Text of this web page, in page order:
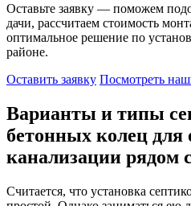
Оставьте заявку — поможем
дачи, рассчитаем стоимость
оптимальное решение по
районе.
Оставить заявку Посмотреть
Варианты и типы
бетонных колец для
канализации рядом
Считается, что установка